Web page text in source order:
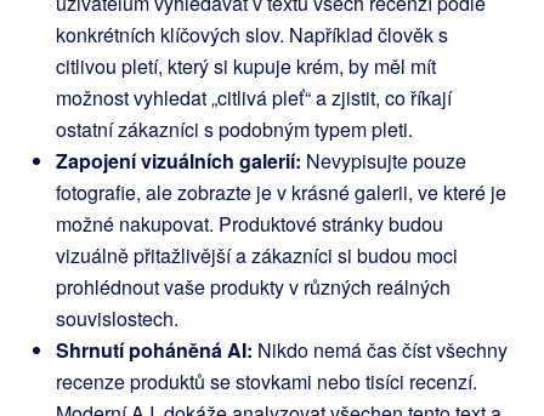
konkrétních klíčových slov. Například člověk s
citlivou pletí, který si kupuje krém, by měl mít
možnost vyhledat „citlivá pleť“ a zjistit, co říkají
ostatní zákazníci s podobným typem pleti.
Zapojení vizuálních galerií: Nevypisujte pouze
fotografie, ale zobrazte je v krásné galerii, ve které je
možné nakupovat. Produktové stránky budou
vizuálně přitažlivější a zákazníci si budou moci
prohlédnout vaše produkty v různých reálných
souvislostech.
Shrnutí poháněná AI: Nikdo nemá čas číst všechny
recenze produktů se stovkami nebo tisíci recenzí.